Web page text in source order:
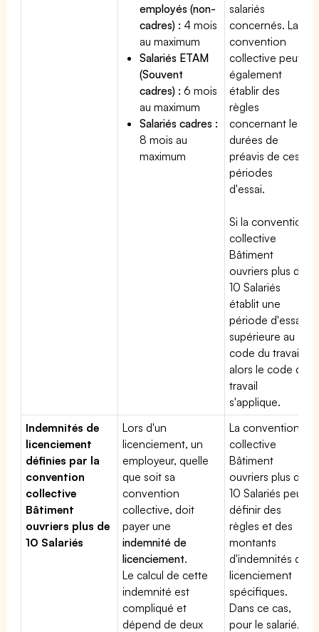
employés (non-
cadres) : 4 mois
au maximum
Salariés ETAM
(Souvent
cadres) : 6 mois
au maximum
Salariés cadres :
8 mois au
maximum
salariés
concernés. La
convention
collective peut
également
établir des
règles
concernant les
durées de
préavis de ces
périodes
d'essai.
Si la convention
collective
Bâtiment
ouvriers plus de
10 Salariés
établit une
période d'essai
supérieure au
code du travail,
alors le code du
travail
s'applique.
Indemnités de
licenciement
définies par la
convention
collective
Bâtiment
ouvriers plus de
10 Salariés
Lors d'un
licenciement, un
employeur, quelle
que soit sa
convention
collective, doit
payer une
indemnité de
licenciement.
Le calcul de cette
indemnité est
compliqué et
dépend de deux
La convention
collective
Bâtiment
ouvriers plus de
10 Salariés peut
définir des
règles et des
montants
d'indemnités de
licenciement
spécifiques.
Dans ce cas,
pour le salarié,